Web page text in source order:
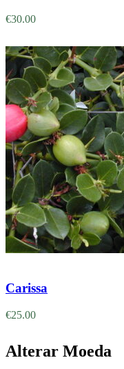
€30.00
Carissa
€25.00
Alterar Moeda